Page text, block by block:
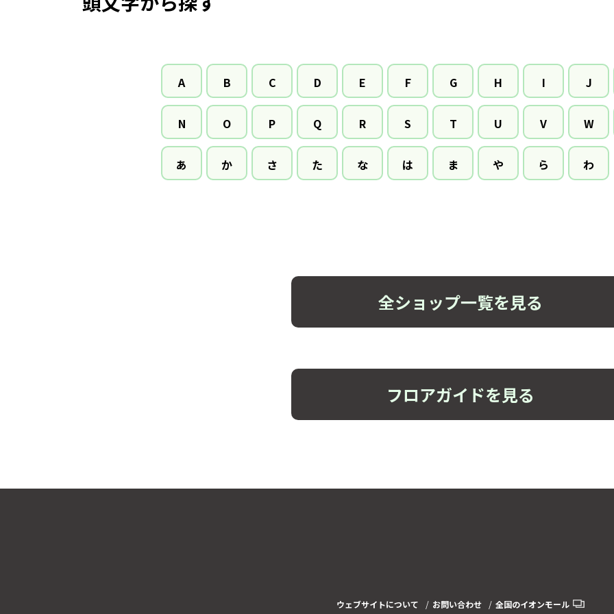
A B C D E F G H I J
N O P Q R S T U V W
あ か さ た な は ま や ら わ
全ショップ一覧を見る
フロアガイドを見る
ウェブサイトについて お問い合わせ 全国のイオンモール